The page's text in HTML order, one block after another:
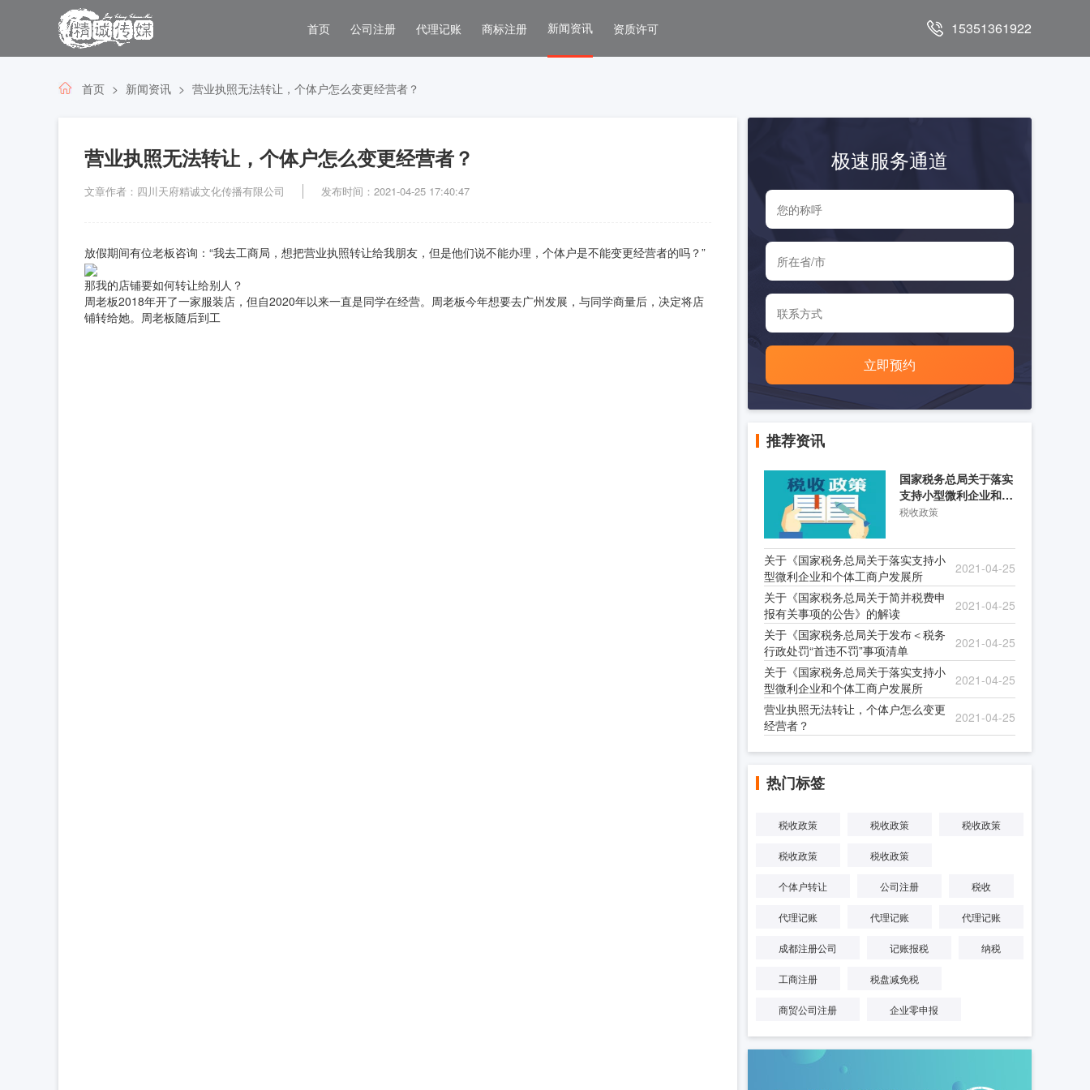
首页 公司注册 代理记账 商标注册 新闻资讯 资质许可 15351361922
首页 新闻资讯 营业执照无法转让，个体户怎么变更经营者？
营业执照无法转让，个体户怎么变更经营者？
文章作者：四川天府精诚文化传播有限公司 发布时间：2021-04-25 17:40:47
放假期间有位老板咨询：“我去工商局，想把营业执照转让给我朋友，但是他们说不能办理，个体户是不能变更经营者的吗？”
那我的店铺要如何转让给别人？
周老板2018年开了一家服装店，但自2020年以来一直是同学在经营。周老板今年想要去广州发展，与同学商量后，决定将店
铺转给她。周老板随后到工
极速服务通道
立即预约
推荐资讯
国家税务总局关于落实
支持小型微利企业和个
体工商户发展所得税优
税收政策
关于《国家税务总局关于落实支持小
型微利企业和个体工商户发展所
2021-04-25
关于《国家税务总局关于简并税费申
报有关事项的公告》的解读
2021-04-25
关于《国家税务总局关于发布＜税务
行政处罚“首违不罚”事项清单
2021-04-25
关于《国家税务总局关于落实支持小
型微利企业和个体工商户发展所
2021-04-25
营业执照无法转让，个体户怎么变更
经营者？
2021-04-25
热门标签
税收政策 税收政策 税收政策
税收政策 税收政策
个体户转让 公司注册 税收
代理记账 代理记账 代理记账
成都注册公司 记账报税 纳税
工商注册 税盘减免税
商贸公司注册 企业零申报